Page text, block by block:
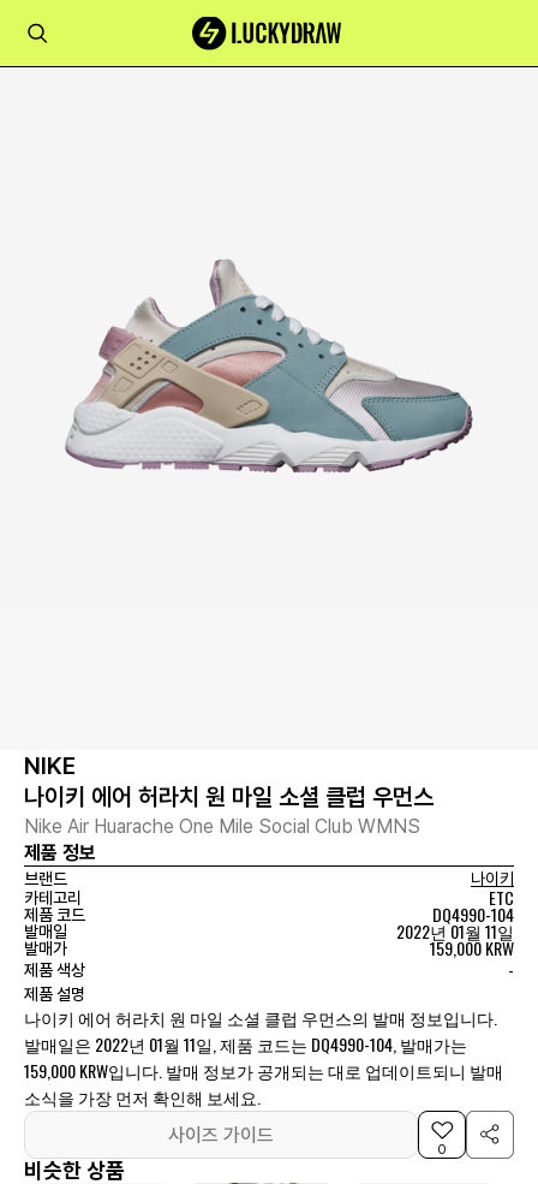
NIKE
나이키 에어 허라치 원 마일 소셜 클럽 우먼스
Nike Air Huarache One Mile Social Club WMNS
제품 정보
브랜드
나이키
카테고리
ETC
제품 코드 DQ4990-104
발매일 2022년 01월 11일
발매가 159,000 KRW
제품 색상 -
제품 설명
나이키 에어 허라치 원 마일 소셜 클럽 우먼스의 발매 정보입니다.
발매일은 2022년 01월 11일, 제품 코드는 DQ4990-104, 발매가는
159,000 KRW입니다. 발매 정보가 공개되는 대로 업데이트되니 발매
소식을 가장 먼저 확인해 보세요.
사이즈 가이드
0
비슷한 상품